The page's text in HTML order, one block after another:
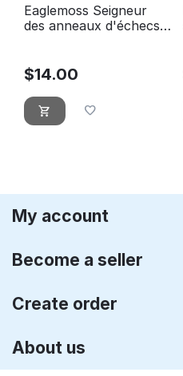
Eaglemoss Seigneur
des anneaux d'échecs
$14.00
My account
Become a seller
Create order
About us